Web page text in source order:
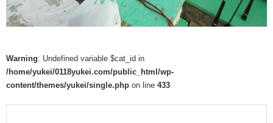
Warning: Undefined variable $cat_id in
/home/yukei/0118yukei.com/public_html/wp-
content/themes/yukei/single.php on line 433